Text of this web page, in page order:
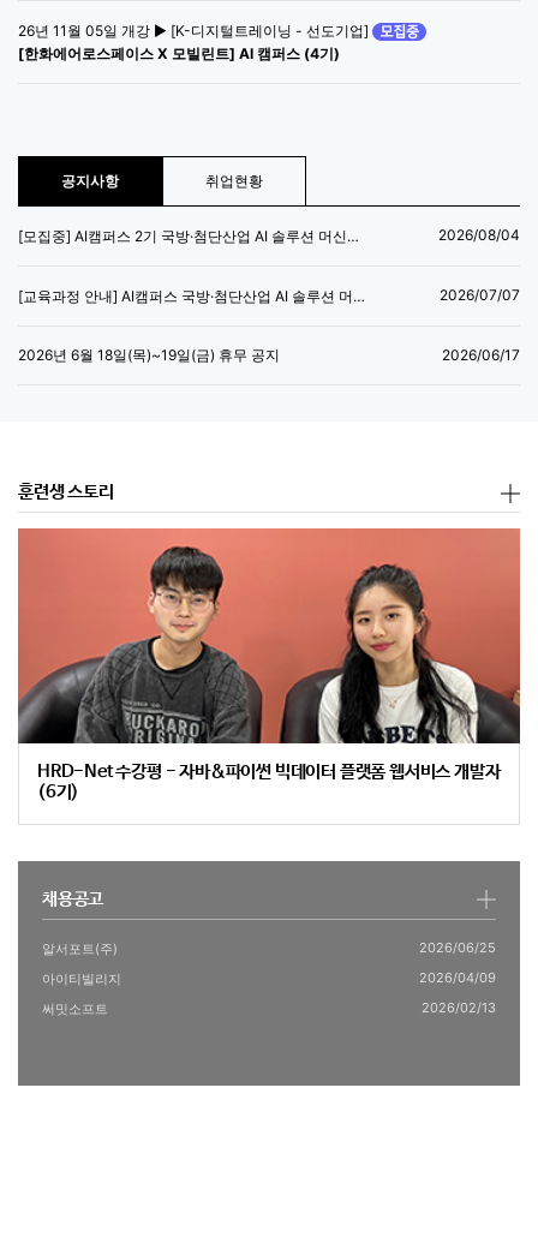
26년 11월 05일 개강 ▶ [K-디지털트레이닝 - 선도기업]
[한화에어로스페이스 X 모빌린트] AI 캠퍼스 (4기)
공지사항 취업현황
[모집중] AI캠퍼스 2기 국방·첨단산업 AI 솔루션 머신러닝 엔지니어 양성과정 2026/08/04
[교육과정 안내] AI캠퍼스 국방·첨단산업 AI 솔루션 머신러닝 엔지니어 양성과정 2026/07/07
2026년 6월 18일(목)~19일(금) 휴무 공지 2026/06/17
훈련생 스토리
HRD-Net 수강평 - 자바&파이썬 빅데이터 플랫폼 웹서비스 개발자
(6기)
채용공고
알서포트(주)
2026/06/25
아이티빌리지
2026/04/09
써밋소프트
2026/02/13